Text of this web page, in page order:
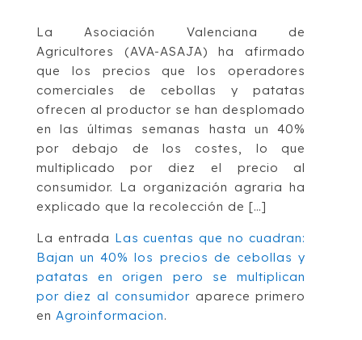
La Asociación Valenciana de
Agricultores (AVA-ASAJA) ha afirmado
que los precios que los operadores
comerciales de cebollas y patatas
ofrecen al productor se han desplomado
en las últimas semanas hasta un 40%
por debajo de los costes, lo que
multiplicado por diez el precio al
consumidor. La organización agraria ha
explicado que la recolección de […]
La entrada Las cuentas que no cuadran:
Bajan un 40% los precios de cebollas y
patatas en origen pero se multiplican
por diez al consumidoraparece primero
en Agroinformacion.